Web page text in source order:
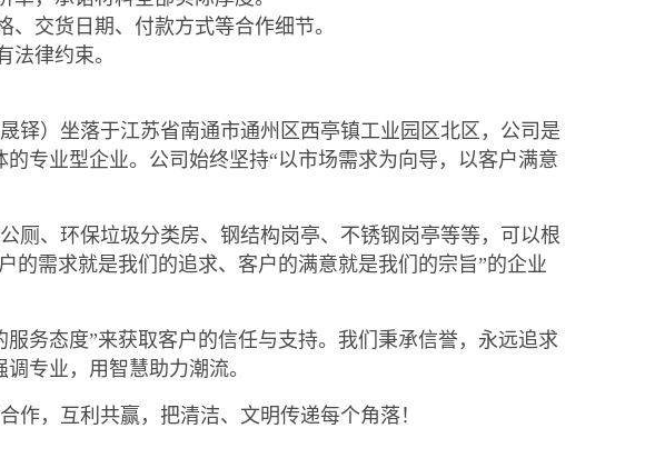
交货日期、付款方式等合作细节。
法律约束。
铎）坐落于江苏省南通市通州区西亭镇工业园区北区，公司是
专业型企业。公司始终坚持“以市场需求为向导，以客户满意
厕、环保垃圾分类房、钢结构岗亭、不锈钢岗亭等等，可以根
的需求就是我们的追求、客户的满意就是我们的宗旨”的企业
务态度”来获取客户的信任与支持。我们秉承信誉，永远追求
专业，用智慧助力潮流。
作，互利共赢，把清洁、文明传递每个角落！